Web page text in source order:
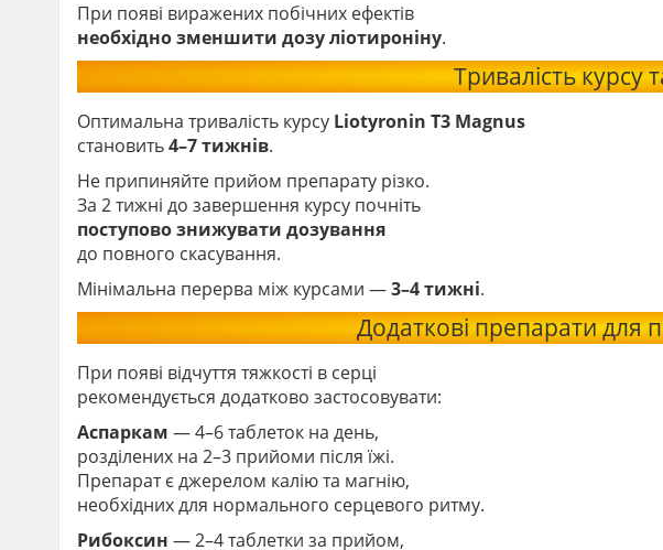
При появі виражених побічних ефектів
необхідно зменшити дозу ліотироніну.
Тривалість курсу
Оптимальна тривалість курсу Liotyronin T3 Magnus
становить4–7 тижнів.
Не припиняйте прийом препарату різко.
За 2 тижні до завершення курсу почніть
поступово знижувати дозування
до повного скасування.
Мінімальна перерва між курсами —3–4 тижні.
Додаткові препарати для
При появі відчуття тяжкості в серці
рекомендується додатково застосовувати:
Аспаркам — 4–6 таблеток на день,
розділених на 2–3 прийоми після їжі.
Препарат є джерелом калію та магнію,
необхідних для нормального серцевого ритму.
Рибоксин — 2–4 таблетки за прийом,